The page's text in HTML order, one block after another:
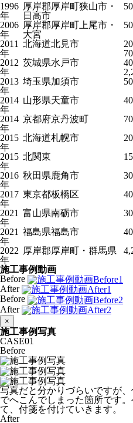
1996
年
厚岸郡厚岸町狭山市・
日高市
2006
年
厚岸郡厚岸町上尾市・
大宮
2011
年
北海道北見市
2012
年
茨城県水戸市
2013
年
埼玉県加須市
2014
年
山形県天童市
2014
年
京都府京丹波町
2015
年
北海道札幌市
2015
年
北関東
2016
年
秋田県鹿角市
2017
年
東京都板橋区
2021
年
富山県南砺市
2021
年
福島県福島市
2022
年
厚岸郡厚岸町・群馬県
施工事例動画
Before
After
Before
After
×
施工事例写真
CASE01
Before
写真だと分かりづらいですが
でへこんでしまった箇所です
て、付箋を付けていきます。
After